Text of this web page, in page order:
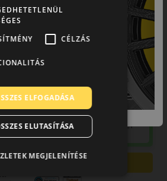
GUMI
AKÁR 6.000 FT
SZERELÉSI
KEDVEZMÉNY!
Használja a LENDÜLET
kuponkódot!
0%
CÉLZÁS
ELFOGADÁSA
ELUTASÍTÁSA
MEGJELENÍTÉSE